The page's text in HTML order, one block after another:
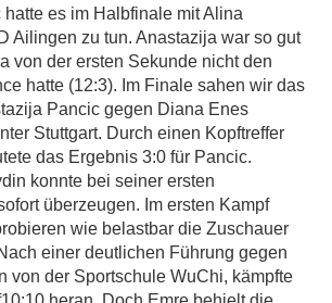
es im Halbfinale mit Alina
Ailingen zu tun. Anastazija war so gut
von der ersten Sekunde nicht den
hatte (12:3). Im Finale sahen wir das
Pancic gegen Diana Enes
Stuttgart. Durch einen Kopftreffer
das Ergebnis 3:0 für Pancic.
konnte bei seiner ersten
überzeugen. Im ersten Kampf
wie belastbar die Zuschauer
einer deutlichen Führung gegen
von der Sportschule WuChi, kämpfte